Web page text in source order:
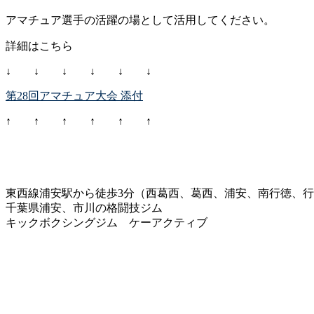
アマチュア選手の活躍の場として活用してください。
詳細はこちら
↓ ↓ ↓ ↓ ↓ ↓
第28回アマチュア大会 添付
↑ ↑ ↑ ↑ ↑ ↑
東西線浦安駅から徒歩3分（西葛西、葛西、浦安、南行徳、
千葉県浦安、市川の格闘技ジム
キックボクシングジム ケーアクティブ